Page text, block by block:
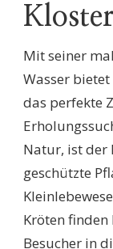
Mit seiner
Wasser
das perfekte
Natur, ist der
geschützte
Kröten
Besucher in